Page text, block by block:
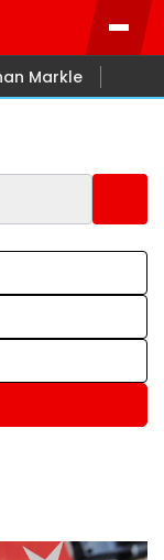
Markle